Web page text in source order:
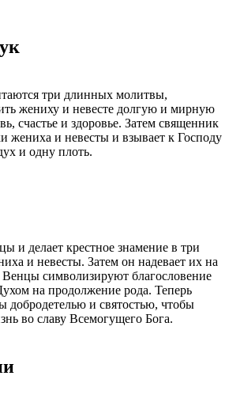
три длинных молитвы,
жениху и невесте долгую и мирную
счастье и здоровье. Затем священник
жениха и невесты и взывает к Господу
и одну плоть.
и делает крестное знамение в три
и невесты. Затем он надевает их на
символизируют благословение
на продолжение рода. Теперь
добродетелью и святостью, чтобы
во славу Всемогущего Бога.